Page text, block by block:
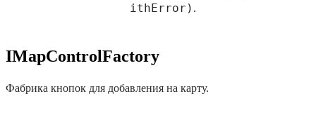
ithError) .
IMapControlFactory
Фабрика кнопок для добавления на карту.